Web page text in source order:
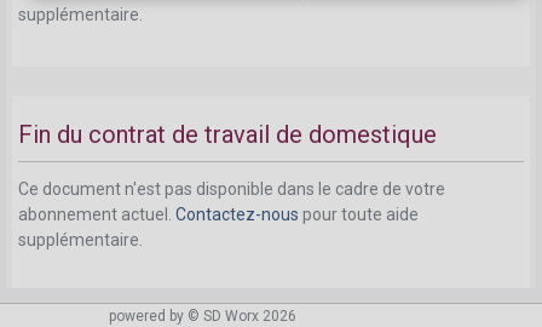
supplémentaire.
Fin du contrat de travail de domestique
Ce document n'est pas disponible dans le cadre de votre
abonnement actuel. Contactez-nous pour toute aide
supplémentaire.
powered by © SD Worx 2026